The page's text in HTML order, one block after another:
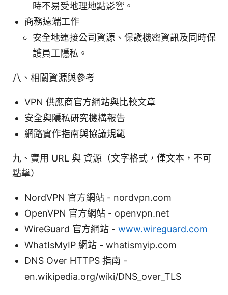
時不易受地理地點影響。
商務遠端工作
安全地連接公司資源、保護機密資訊及同時保
護員工隱私。
八、相關資源與參考
VPN 供應商官方網站與比較文章
安全與隱私研究機構報告
網路實作指南與協議規範
九、實用 URL 與 資源（文字格式，僅文本，不可
點擊）
NordVPN 官方網站 - nordvpn.com
OpenVPN 官方網站 - openvpn.net
WireGuard 官方網站 - www.wireguard.com
WhatIsMyIP 網站 - whatismyip.com
DNS Over HTTPS 指南 -
en.wikipedia.org/wiki/DNS_over_TLS